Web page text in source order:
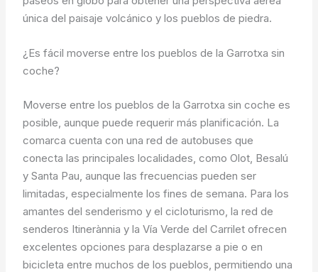
única del paisaje volcánico y los pueblos de piedra.
¿Es fácil moverse entre los pueblos de la Garrotxa sin
coche?
Moverse entre los pueblos de la Garrotxa sin coche es
posible, aunque puede requerir más planificación. La
comarca cuenta con una red de autobuses que
conecta las principales localidades, como Olot, Besalú
y Santa Pau, aunque las frecuencias pueden ser
limitadas, especialmente los fines de semana. Para los
amantes del senderismo y el cicloturismo, la red de
senderos Itinerànnia y la Vía Verde del Carrilet ofrecen
excelentes opciones para desplazarse a pie o en
bicicleta entre muchos de los pueblos, permitiendo una